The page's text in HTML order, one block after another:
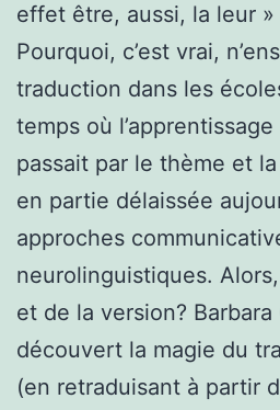
effet être, aussi, la leur »
Pourquoi, c’est vrai,
traduction dans les
temps où
passait par le thème et
en partie délaissée
approches
neurolinguistiques.
et de la version? Barbara
découvert la magie du
(en retraduisant à partir